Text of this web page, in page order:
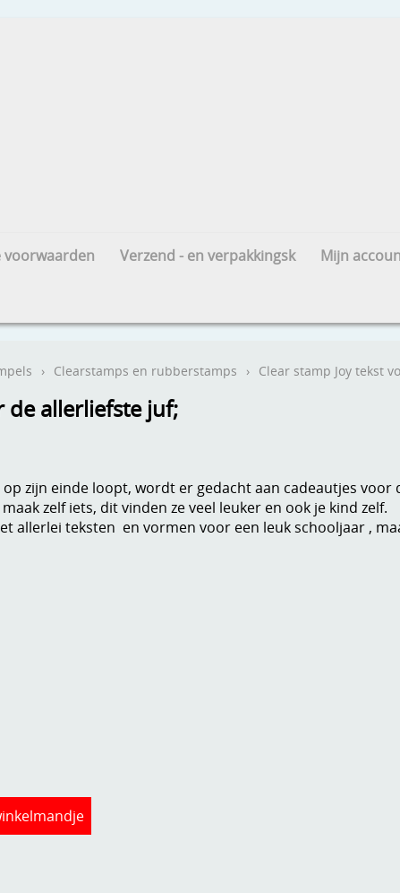
voorwaarden Verzend - en verpakkingsk Mijn
› Clearstamps en rubberstamps › Clear stamp Joy tekst
de allerliefste juf;
zijn einde loopt, wordt er gedacht aan cadeautjes voor
zelf iets, dit vinden ze veel leuker en ook je kind zelf.
allerlei teksten en vormen voor een leuk schooljaar ,